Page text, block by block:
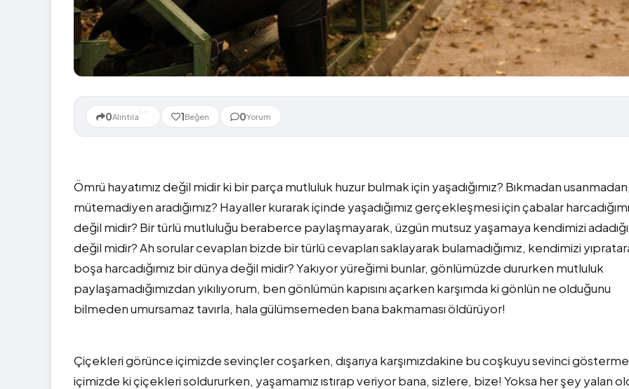
0AlıntılaYeni 1Beğen 0Yorum
Ömrü hayatımız değil midir ki bir parça mutluluk huzur bulmak için yaşadığımız? Bıkmadan usanmadan,
mütemadiyen aradığımız? Hayaller kurarak içinde yaşadığımız gerçekleşmesi için çabalar
değil midir? Bir türlü mutluluğu beraberce paylaşmayarak, üzgün mutsuz yaşamaya kendimizi
değil midir? Ah sorular cevapları bizde bir türlü cevapları saklayarak bulamadığımız, kendimizi
boşa harcadığımız bir dünya değil midir? Yakıyor yüreğimi bunlar, gönlümüzde dururken mutluluk
paylaşamadığımızdan yıkılıyorum, ben gönlümün kapısını açarken karşımda ki gönlün ne olduğunu
bilmeden umursamaz tavırla, hala gülümsemeden bana bakmaması öldürüyor!
Çiçekleri görünce içimizde sevinçler coşarken, dışarıya karşımızdakine bu coşkuyu sevinci
içimizde ki çiçekleri soldururken, yaşamamız ıstırap veriyor bana, sizlere, bize! Yoksa her şey yalan